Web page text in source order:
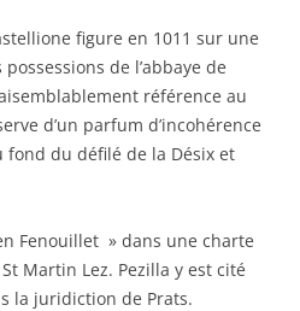
figure en 1011 sur une
de l’abbaye de
référence au
d’un parfum d’incohérence
fond du défilé de la Désix et
Fenouillet » dans une charte
Martin Lez. Pezilla y est cité
la juridiction de Prats.